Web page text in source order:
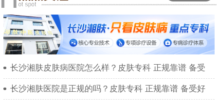
长沙湘肤皮肤病医院怎么样？皮肤专科 正规靠谱 备受
长沙湘肤医院是正规的吗？皮肤专科 正规靠谱 备受好